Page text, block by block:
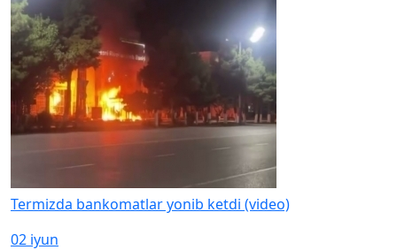
Termizda bankomatlar yonib ketdi (video)
02 iyun